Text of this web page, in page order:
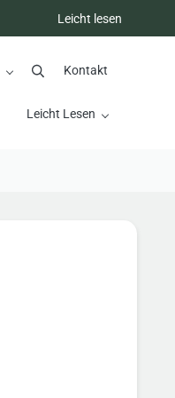
Leicht lesen
SuchenKontakt
Leicht Lesen